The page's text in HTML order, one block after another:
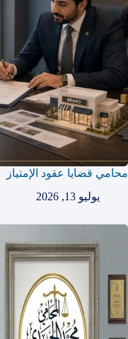
محامي قضايا عقود الإمتياز
يوليو 13, 2026